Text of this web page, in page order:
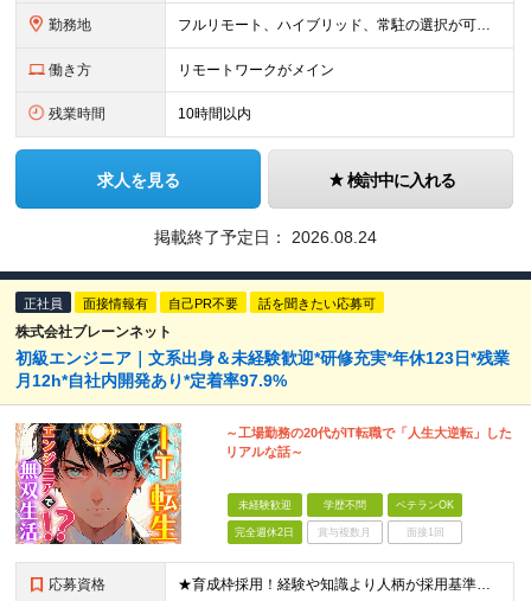
勤務地 フルリモート、ハイブリッド、常駐の選択が可能＆帰社日なし ●下記エリアを中心とするクライアント先、または自宅にて勤務 首都圏：東京・埼玉・千葉・神奈川 関西：大阪・兵庫・京都・滋賀・奈良・和歌山 東
働き方 リモートワークがメイン
残業時間 10時間以内
求人を見る 検討中に入れる
掲載終了予定日： 2026.08.24
正社員 面接情報有 自己PR不要 話を聞きたい応募可
株式会社ブレーンネット
初級エンジニア｜文系出身＆未経験歓迎*研修充実*年休123日*残業
月12h*自社内開発あり*定着率97.9%
～工場勤務の20代がIT転職で「人生大逆転」した
リアルな話～
未経験歓迎 学歴不問 ベテランOK
完全週休2日 賞与複数月 面接1回
応募資格 ★育成枠採用！経験や知識より人柄が採用基準です ★文系出身や未経験、第二新卒の方大歓迎 ★20代～30代活躍中 ■学歴不問 ■PCの基本操作ができる方（Word、Excelへの文字入力など） ≪こ